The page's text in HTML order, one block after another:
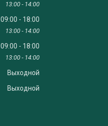
13:00 14:00
09:00 18:00
13:00 14:00
09:00 18:00
13:00 14:00
Выходной
Выходной